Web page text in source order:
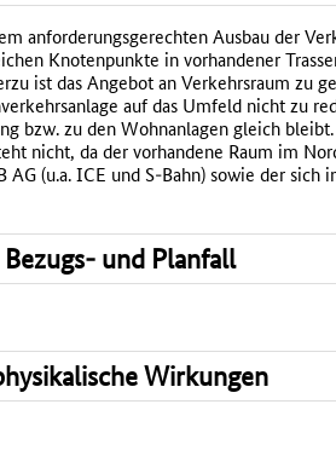
anforderungsgerechten Ausbau der
Knotenpunkte in vorhandener
ist das Angebot an Verkehrsraum zu
auf das Umfeld nicht zu
bzw. zu den Wohnanlagen gleich
nicht, da der vorhandene Raum im
(u.a. ICE und S-Bahn) sowie der sich
und Planfall
Wirkungen